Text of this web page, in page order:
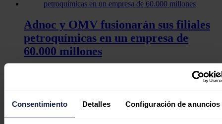
Consentimiento Detalles Configuración de anuncios
Adnoc y OMV fusionarán sus filiales
petroquímicas en un empresa de
60.000 millones
La empresa austríaca OMV cancela
su contrato de suministro de gas con